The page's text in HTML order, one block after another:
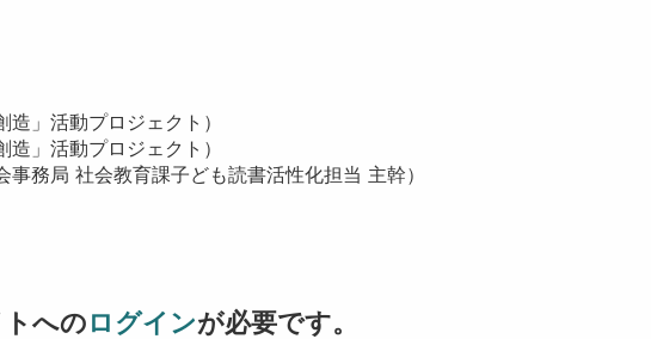
」活動プロジェクト）
」活動プロジェクト）
務局 社会教育課子ども読書活性化担当 主幹）
へのログインが必要です。